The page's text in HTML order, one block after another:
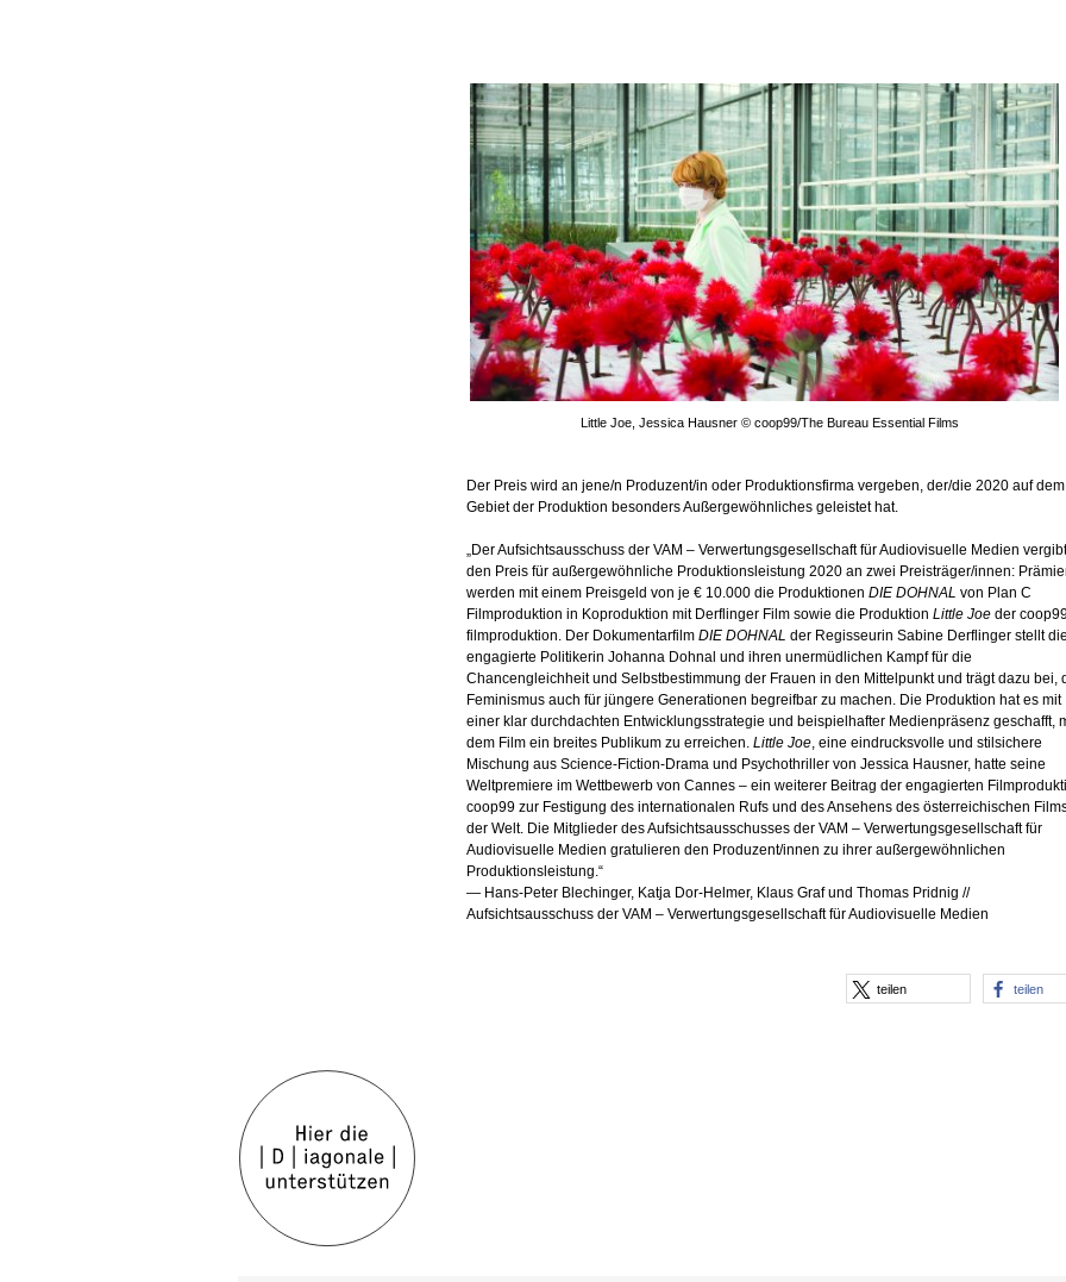
Little Joe, Jessica Hausner © coop99/The Bureau Essential Films
Der Preis wird an jene/n Produzent/in oder Produktionsfirma vergeben, der/die 2020 auf dem
Gebiet der Produktion besonders Außergewöhnliches geleistet hat.
„Der Aufsichtsausschuss der VAM – Verwertungsgesellschaft für Audiovisuelle Medien vergibt
den Preis für außergewöhnliche Produktionsleistung 2020 an zwei Preisträger/innen:
werden mit einem Preisgeld von je € 10.000 die Produktionen DIE DOHNAL von Plan C
Filmproduktion in Koproduktion mit Derflinger Film sowie die Produktion Little Joe der
filmproduktion. Der Dokumentarfilm DIE DOHNAL der Regisseurin Sabine Derflinger stellt die
engagierte Politikerin Johanna Dohnal und ihren unermüdlichen Kampf für die
Chancengleichheit und Selbstbestimmung der Frauen in den Mittelpunkt und trägt dazu bei,
Feminismus auch für jüngere Generationen begreifbar zu machen. Die Produktion hat es mit
einer klar durchdachten Entwicklungsstrategie und beispielhafter Medienpräsenz geschafft,
dem Film ein breites Publikum zu erreichen. Little Joe, eine eindrucksvolle und stilsichere
Mischung aus Science-Fiction-Drama und Psychothriller von Jessica Hausner, hatte seine
Weltpremiere im Wettbewerb von Cannes – ein weiterer Beitrag der engagierten
coop99 zur Festigung des internationalen Rufs und des Ansehens des österreichischen
der Welt. Die Mitglieder des Aufsichtsausschusses der VAM – Verwertungsgesellschaft für
Audiovisuelle Medien gratulieren den Produzent/innen zu ihrer außergewöhnlichen
Produktionsleistung.“
— Hans-Peter Blechinger, Katja Dor-Helmer, Klaus Graf und Thomas Pridnig //
Aufsichtsausschuss der VAM – Verwertungsgesellschaft für Audiovisuelle Medien
teilen teilen